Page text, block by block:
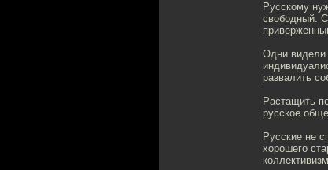
Русскому
свободный.
Одни видели
развалить
Растащить
русское
Русские не
хорошего